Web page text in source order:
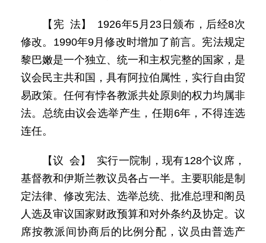
【宪 法】 1926年5月23日颁布，后经8次
修改。1990年9月修改时增加了前言。宪法规定
黎巴嫩是一个独立、统一和主权完整的国家，是
议会民主共和国，具有阿拉伯属性，实行自由贸
易政策。任何有悖各教派共处原则的权力均属非
法。总统由议会选举产生，任期6年，不得连选
连任。
【议 会】 实行一院制，现有128个议席，
基督教和伊斯兰教议员各占一半。主要职能是制
定法律、修改宪法、选举总统、批准总理和阁员
人选及审议国家财政预算和对外条约及协定。议
席按教派间协商后的比例分配，议员由普选产